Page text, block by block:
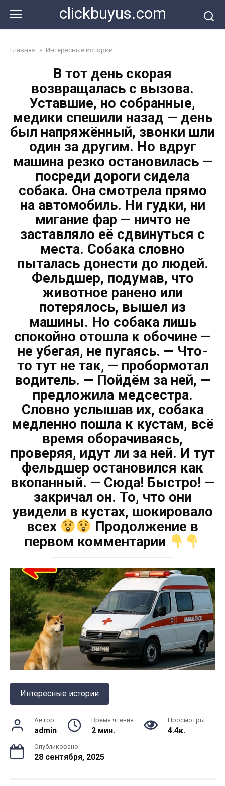
контенту
clickbuyus.com
Главная » Интересные истории
В тот день скорая
возвращалась с вызова.
Уставшие, но собранные,
медики спешили назад — день
был напряжённый, звонки шли
один за другим. Но вдруг
машина резко остановилась —
посреди дороги сидела
собака. Она смотрела прямо
на автомобиль. Ни гудки, ни
мигание фар — ничто не
заставляло её сдвинуться с
места. Собака словно
пыталась донести до людей.
Фельдшер, подумав, что
животное ранено или
потерялось, вышел из
машины. Но собака лишь
спокойно отошла к обочине —
не убегая, не пугаясь. — Что-
то тут не так, — пробормотал
водитель. — Пойдём за ней, —
предложила медсестра.
Словно услышав их, собака
медленно пошла к кустам, всё
время оборачиваясь,
проверяя, идут ли за ней. И тут
фельдшер остановился как
вкопанный. — Сюда! Быстро! —
закричал он. То, что они
увидели в кустах, шокировало
всех
Продолжение в
первом комментарии
Интересные истории
Автор
admin
Время чтения
2 мин.
Просмотры
4.4к.
Опубликовано
28 сентября, 2025